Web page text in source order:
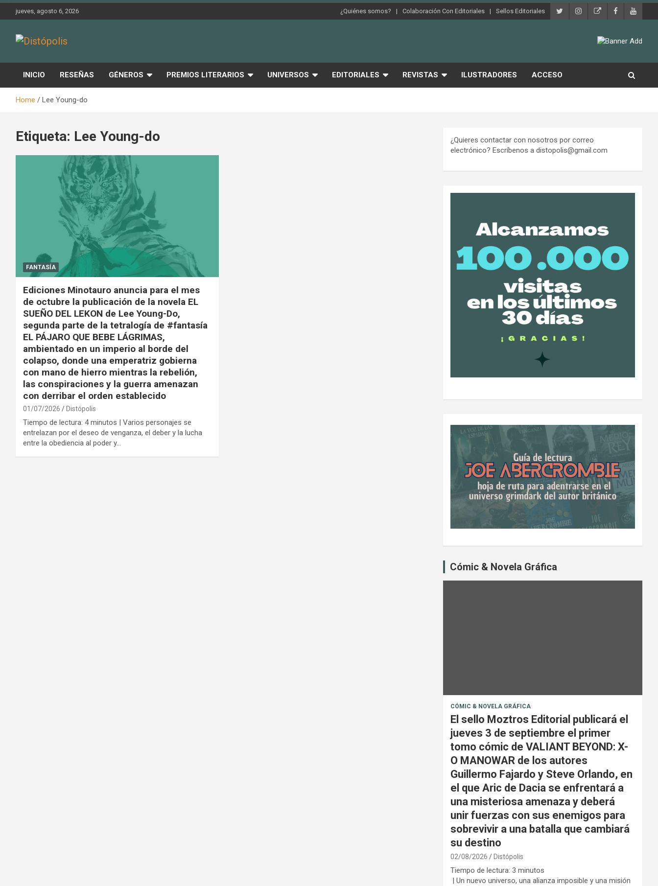
Skip
jueves, agosto 6, 2026 ¿Quiénes somos? Colaboración Con Editoriales Sellos Editoriales
Distópolis
INICIO RESEÑAS GÉNEROS PREMIOS LITERARIOS UNIVERSOS EDITORIALES REVISTAS ILUSTRADORES ACCESO
Home Lee Young-do
Etiqueta: Lee Young-do
FANTASÍA
Ediciones Minotauro anuncia para el mes
de octubre la publicación de la novela EL
SUEÑO DEL LEKON de Lee Young-Do,
segunda parte de la tetralogía de #fantasía
EL PÁJARO QUE BEBE LÁGRIMAS,
ambientado en un imperio al borde del
colapso, donde una emperatriz gobierna
con mano de hierro mientras la rebelión,
las conspiraciones y la guerra amenazan
con derribar el orden establecido
01/07/2026 Distópolis
Tiempo de lectura: 4 minutos | Varios personajes se
entrelazan por el deseo de venganza, el deber y la lucha
entre la obediencia al poder y…
¿Quieres contactar con nosotros por correo
electrónico? Escríbenos a distopolis@gmail.com
Cómic & Novela Gráfica
CÓMIC & NOVELA GRÁFICA
El sello Moztros Editorial publicará el
jueves 3 de septiembre el primer
tomo cómic de VALIANT BEYOND: X-
O MANOWAR de los autores
Guillermo Fajardo y Steve Orlando, en
el que Aric de Dacia se enfrentará a
una misteriosa amenaza y deberá
unir fuerzas con sus enemigos para
sobrevivir a una batalla que cambiará
su destino
02/08/2026 Distópolis
Tiempo de lectura: 3 minutos
| Un nuevo universo, una alianza imposible y una misión